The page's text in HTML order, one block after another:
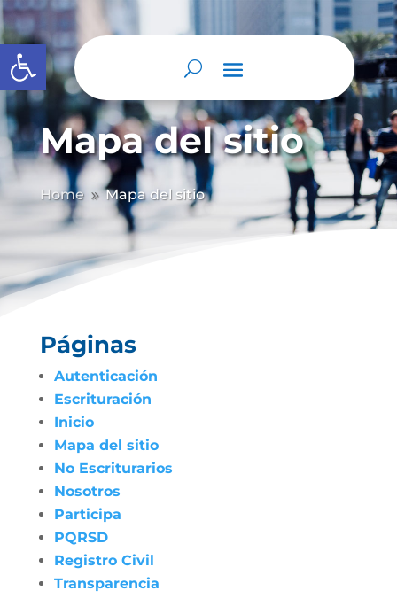
Abrir barra de herramientas
Mapa del sitio
Home 9 Mapa del sitio
Páginas
Autenticación
Escrituración
Inicio
Mapa del sitio
No Escriturarios
Nosotros
Participa
PQRSD
Registro Civil
Transparencia